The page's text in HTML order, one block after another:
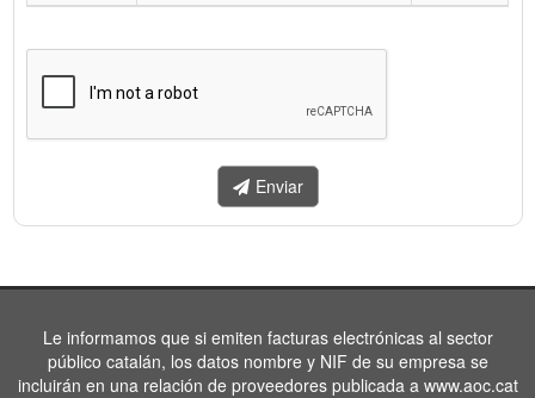
enviar.
Enviar
Le informamos que si emiten facturas electrónicas al sector
público catalán, los datos nombre y NIF de su empresa se
incluirán en una relación de proveedores publicada a www.aoc.cat